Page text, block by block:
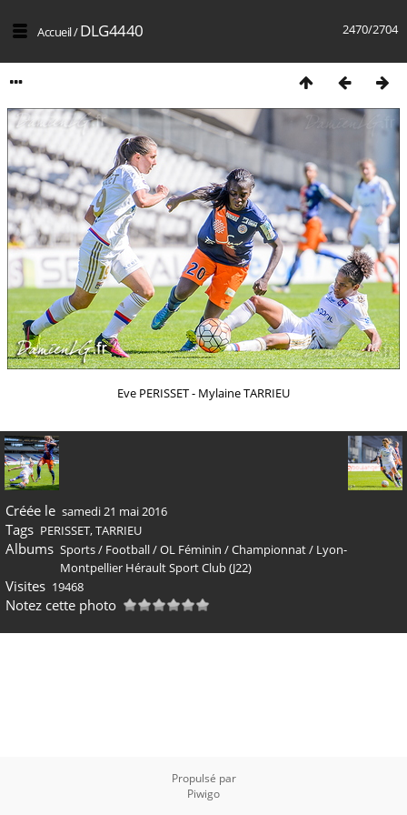
2470/2704
Accueil/DLG4440
Eve PERISSET - Mylaine TARRIEU
Créée le samedi 21 mai 2016
Tags PERISSET,TARRIEU
Albums Sports/ Football/OL Féminin /Championnat/ Lyon-
Montpellier Hérault Sport Club (J22)
Visites 19468
Notez cette photo
Propulsé par
Piwigo